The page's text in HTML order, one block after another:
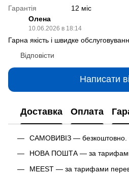
Гарантія
12 міс
Олена
10.06.2026 в 18:14
Гарна якість і швидке
Відповісти
Написати
Доставка Оплата
САМОВИВІЗ — безкоштовно.
НОВА ПОШТА — за тарифами
MEEST — за тарифами